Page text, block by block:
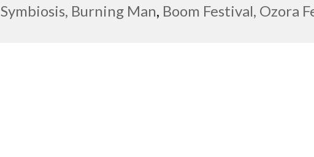
Symbiosis, Burning Man, Boom Festival, Ozora